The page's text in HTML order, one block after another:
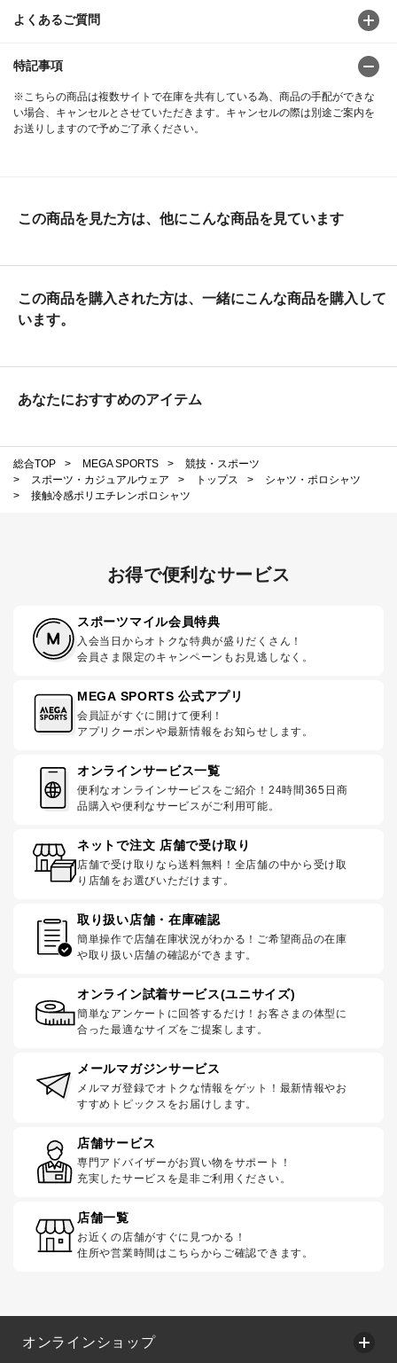
よくあるご質問
特記事項
※こちらの商品は複数サイトで在庫を共有している為、商品の手配ができな
い場合、キャンセルとさせていただきます。キャンセルの際は別途ご案内を
お送りしますので予めご了承ください。
この商品を見た方は、他にこんな商品を見ています
この商品を購入された方は、一緒にこんな商品を購入して
います。
あなたにおすすめのアイテム
総合TOP > MEGA SPORTS >
競技・スポーツ
>
スポーツ・カジュアルウェア > トップス >
シャツ・ポロシャツ
>
接触冷感ポリエチレンポロシャツ
お得で便利なサービス
スポーツマイル会員特典
入会当日からオトクな特典が盛りだくさん！
会員さま限定のキャンペーンもお見逃しなく。
MEGA SPORTS 公式アプリ
会員証がすぐに開けて便利！
アプリクーポンや最新情報をお知らせします。
オンラインサービス一覧
便利なオンラインサービスをご紹介！24時間365日商
品購入や便利なサービスがご利用可能。
ネットで注文 店舗で受け取り
店舗で受け取りなら送料無料！全店舗の中から受け取
り店舗をお選びいただけます。
取り扱い店舗・在庫確認
簡単操作で店舗在庫状況がわかる！ご希望商品の在庫
や取り扱い店舗の確認ができます。
オンライン試着サービス(ユニサイズ)
簡単なアンケートに回答するだけ！お客さまの体型に
合った最適なサイズをご提案します。
メールマガジンサービス
メルマガ登録でオトクな情報をゲット！最新情報やお
すすめトピックスをお届けします。
店舗サービス
専門アドバイザーがお買い物をサポート！
充実したサービスを是非ご利用ください。
店舗一覧
お近くの店舗がすぐに見つかる！
住所や営業時間はこちらからご確認できます。
オンラインショップ